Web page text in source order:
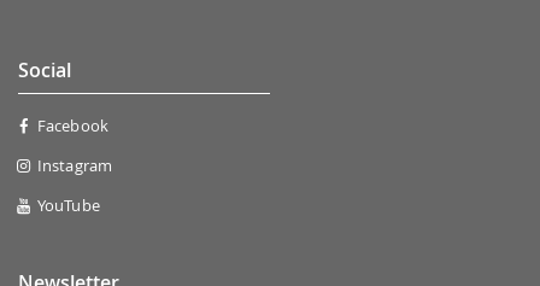
Social
Facebook
Instagram
YouTube